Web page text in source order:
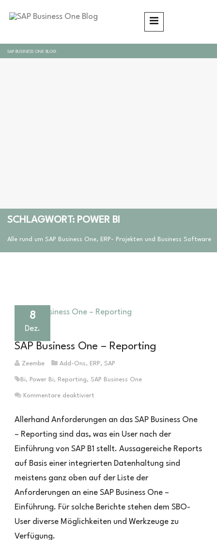
SAP BUSINESS ONE BLOG
SCHLAGWORT: POWER BI
Alle rund um SAP Business One, ERP- Projekten und Business Software
8
Dez.
SAP Business One – Reporting
Zeembe Add-Ons, ERP, SAP
Bi, Power Bi, Reporting, SAP Business One
Kommentare deaktiviert
–
Reporting
Allerhand Anforderungen an das SAP Business One
– Reporting sind das, was ein User nach der
Einführung von SAP B1 stellt. Aussagereiche Reports
auf Basis einer integrierten Datenhaltung sind
meistens ganz oben auf der Liste der
Anforderungen an eine SAP Business One –
Einführung. Für solche Berichte stehen dem SBO-
User diverse Möglichkeiten und Werkzeuge zu
Verfügung.